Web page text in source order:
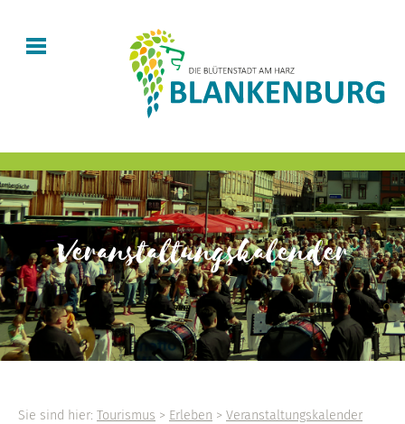
Veranstaltungskalender
Sie sind hier: Tourismus > Erleben > Veranstaltungskalender